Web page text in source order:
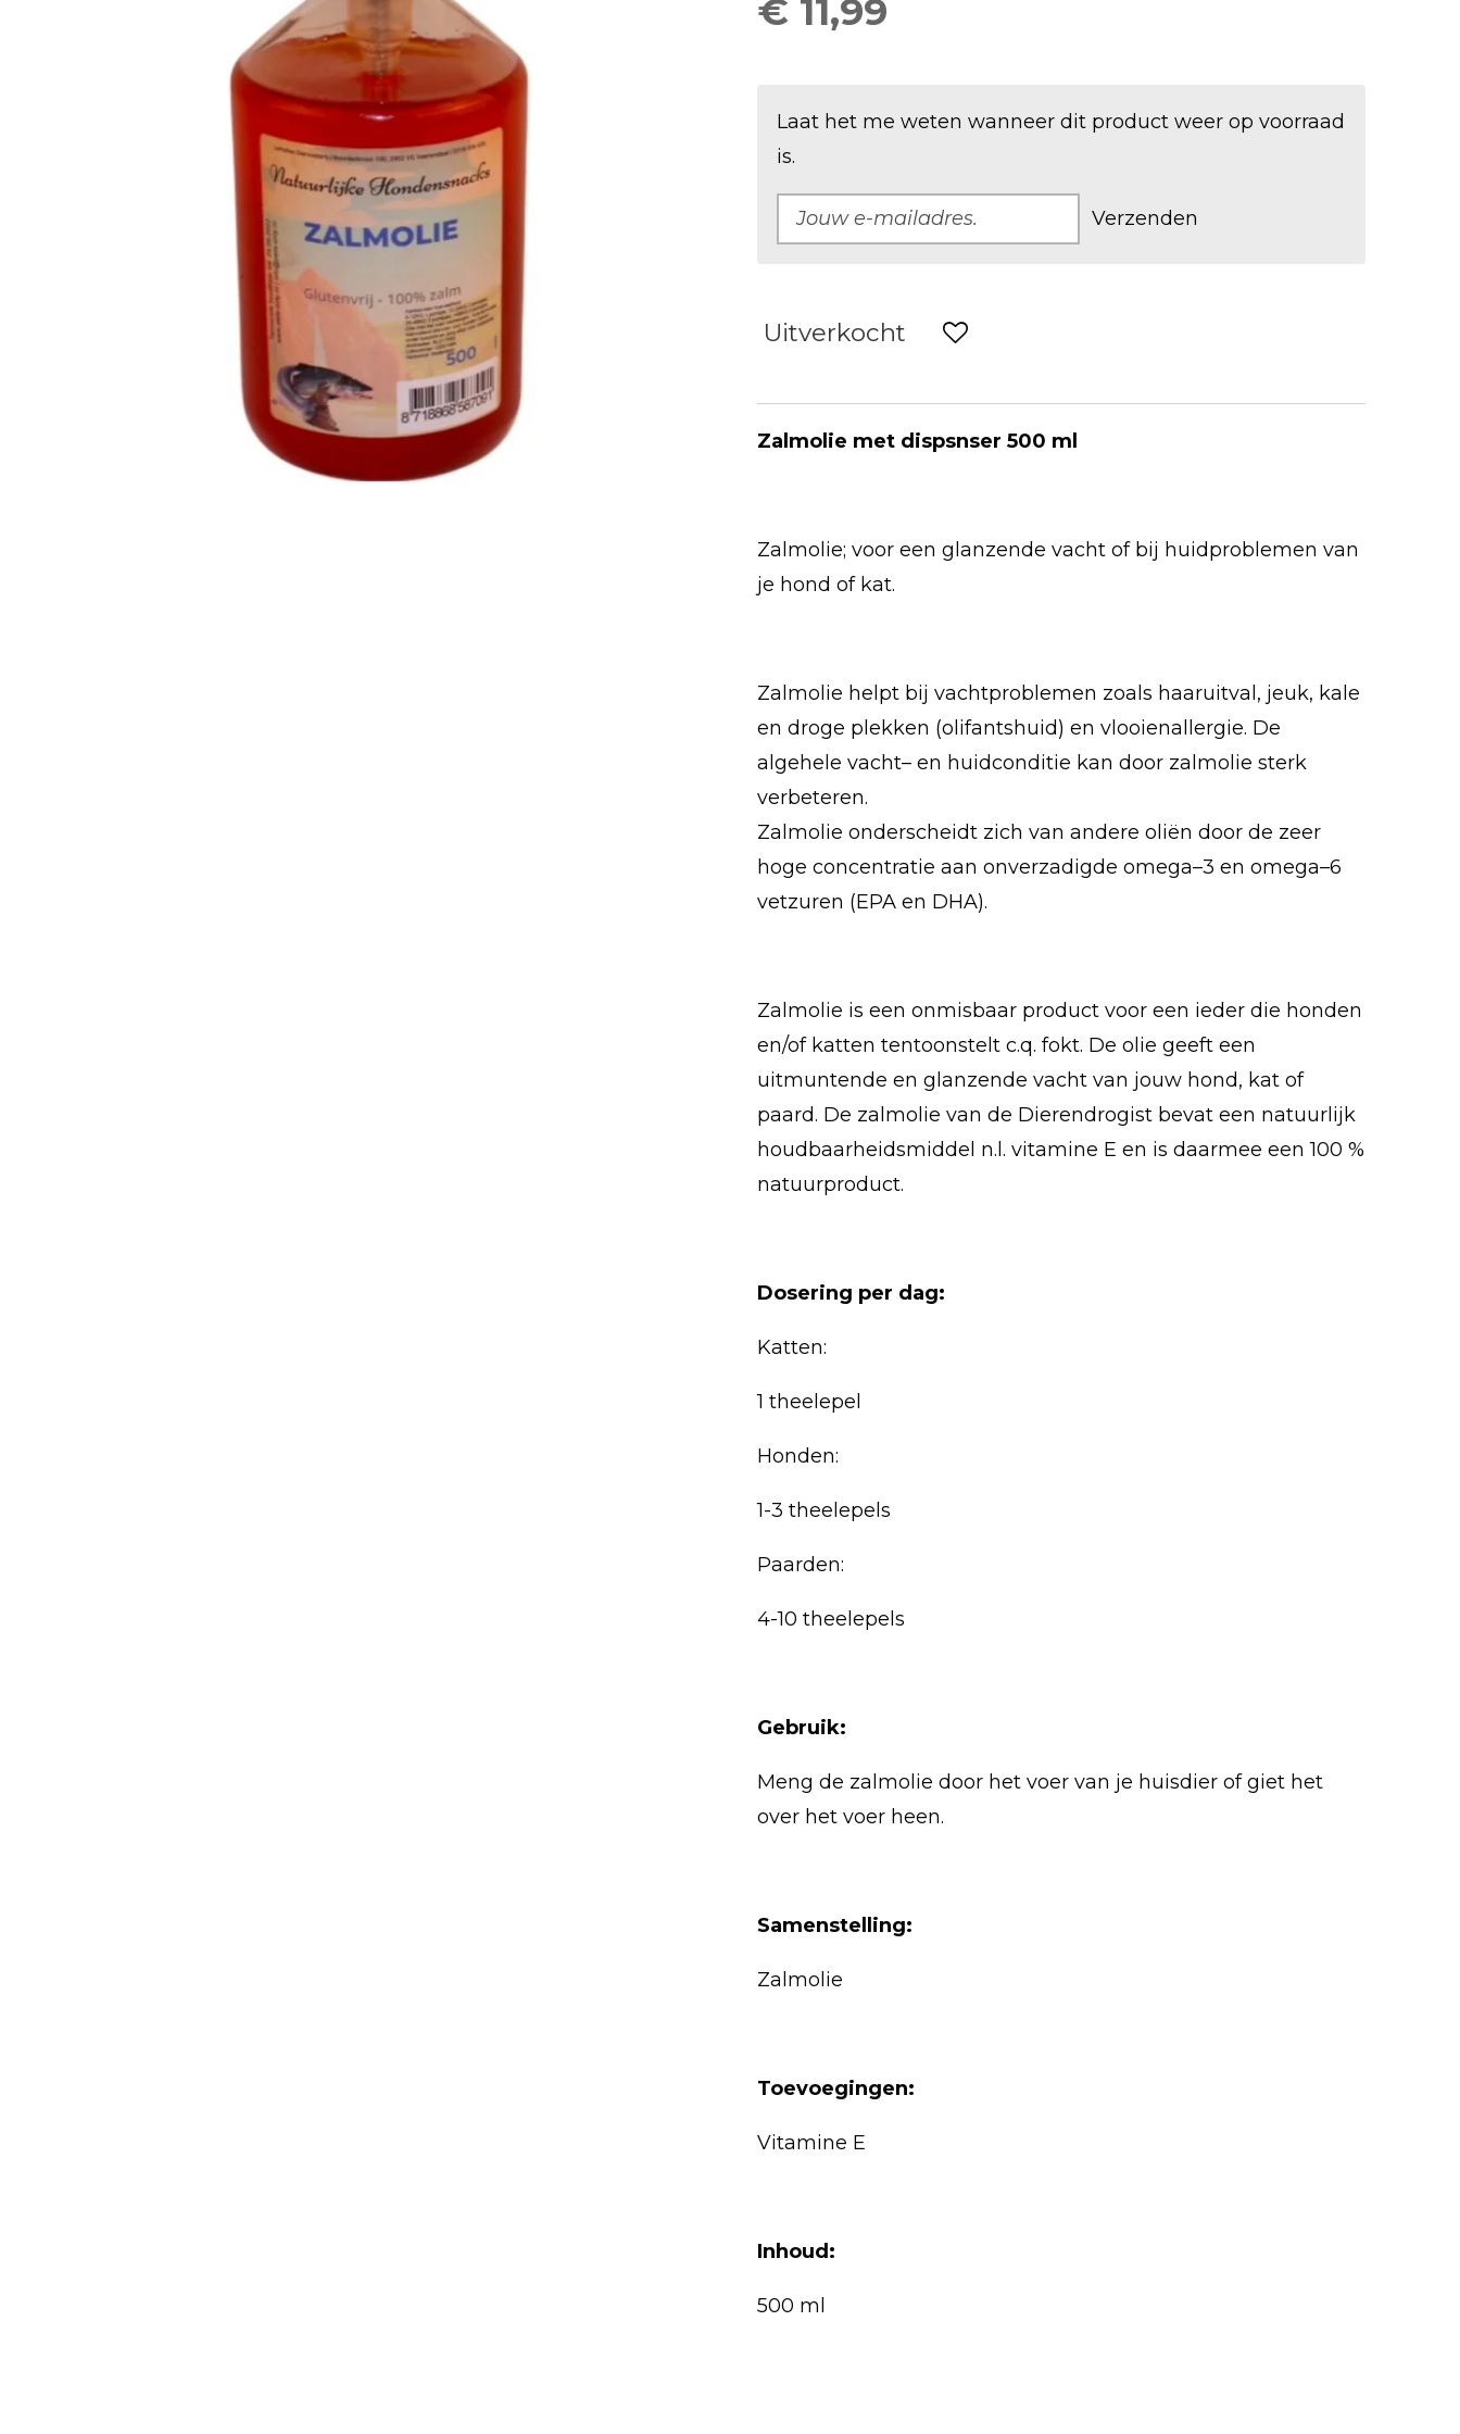
€ 11,99
Laat het me weten wanneer dit product weer op voorraad
is.
Verzenden
Uitverkocht
Zalmolie met dispsnser 500 ml
Zalmolie; voor een glanzende vacht of bij huidproblemen van
je hond of kat.
Zalmolie helpt bij vachtproblemen zoals haaruitval, jeuk, kale
en droge plekken (olifantshuid) en vlooienallergie. De
algehele vacht– en huidconditie kan door zalmolie sterk
verbeteren.
Zalmolie onderscheidt zich van andere oliën door de zeer
hoge concentratie aan onverzadigde omega–3 en omega–6
vetzuren (EPA en DHA).
Zalmolie is een onmisbaar product voor een ieder die honden
en/of katten tentoonstelt c.q. fokt. De olie geeft een
uitmuntende en glanzende vacht van jouw hond, kat of
paard. De zalmolie van de Dierendrogist bevat een natuurlijk
houdbaarheidsmiddel n.l. vitamine E en is daarmee een 100 %
natuurproduct.
Dosering per dag:
Katten:
1 theelepel
Honden:
1-3 theelepels
Paarden:
4-10 theelepels
Gebruik:
Meng de zalmolie door het voer van je huisdier of giet het
over het voer heen.
Samenstelling:
Zalmolie
Toevoegingen:
Vitamine E
Inhoud:
500 ml